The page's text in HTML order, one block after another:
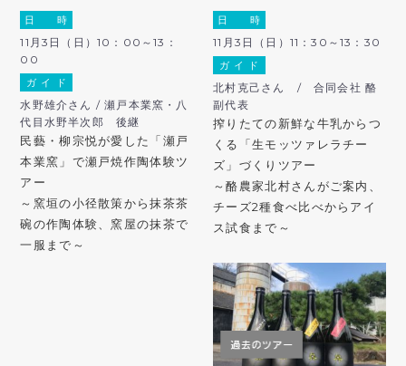
日 時
11月3日（日）10：00～13：
00
ガ イ ド
水野雄介さん / 瀬戸本業窯・八
代目水野半次郎 後継
民藝・柳宗悦が愛した「瀬戸
本業窯」で瀬戸焼作陶体験ツ
アー
～窯垣の小径散策から抹茶茶
碗の作陶体験、窯屋の抹茶で
一服まで～
日 時
11月3日（日）11：30～13：30
ガ イ ド
北村克己さん / 合同会社 酪
副代表
搾りたての新鮮な牛乳からつ
くる「生モッツァレラチー
ズ」づくりツアー
～酪農家北村さんがご案内、
チーズ2種食べ比べからアイ
ス試食まで～